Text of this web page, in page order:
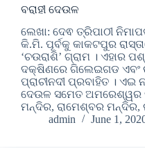
ବରାହୀ ଦେଉଳ
ଲେଖା: ଦେଵ ତ୍ରିପାଠୀ
କି.ମି. ପୂର୍ବକୁ କାକଟପୁର
‘ଚଉରାଶି’ ଗ୍ରାମ । ଏହାର
ଦକ୍ଷିଣରେ ଗିଲେଇଗଡ ଏବଂ
ପ୍ରାଚୀନଦୀ ପ୍ରବାହିତ । ଏଇ
ଦେଉଳ ସମେତ ଅମରେଶ୍ୱର
ମନ୍ଦିର, ରାମେଶ୍ବର
admin
June 1,